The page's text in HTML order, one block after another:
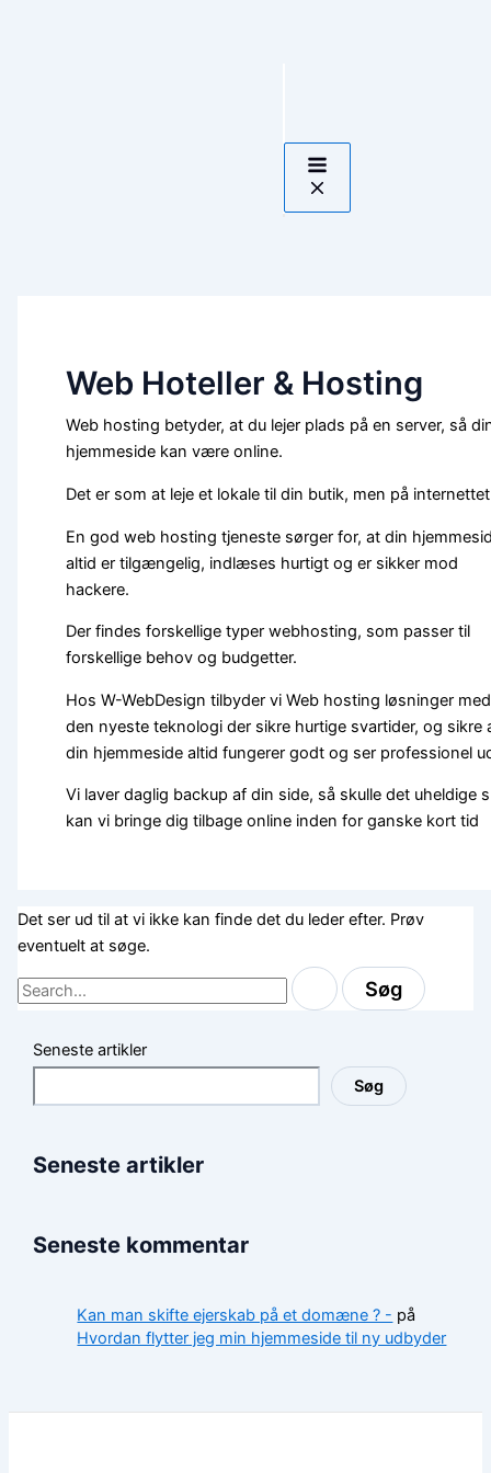
Main
Menu
Web Hoteller & Hosting
Web hosting betyder, at du lejer plads på en server, så
hjemmeside kan være online.
Det er som at leje et lokale til din butik, men på
En god web hosting tjeneste sørger for, at din
altid er tilgængelig, indlæses hurtigt og er sikker mod
hackere.
Der findes forskellige typer webhosting, som passer til
forskellige behov og budgetter.
Hos W-WebDesign tilbyder vi Web hosting løsninger med
den nyeste teknologi der sikre hurtige svartider, og sikre
din hjemmeside altid fungerer godt og ser professionel
Vi laver daglig backup af din side, så skulle det uheldige
kan vi bringe dig tilbage online inden for ganske kort tid
Det ser ud til at vi ikke kan finde det du leder efter. Prøv
eventuelt at søge.
Søg
efter:
Seneste artikler
Søg
Seneste artikler
Seneste kommentar
Kan man skifte ejerskab på et domæne ? - på
Hvordan flytter jeg min hjemmeside til ny udbyder